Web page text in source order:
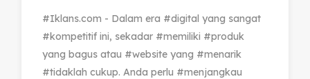
#Iklans.com - Dalam era #digital yang sangat
#kompetitif ini, sekadar #memiliki #produk
yang bagus atau #website yang #menarik
#tidaklah cukup. Anda perlu #menjangkau